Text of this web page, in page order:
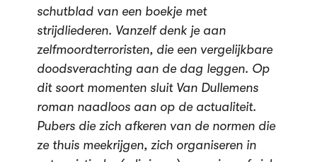
schutblad van een boekje met
strijdliederen. Vanzelf denk je aan
zelfmoordterroristen, die een vergelijkbare
doodsverachting aan de dag leggen. Op
dit soort momenten sluit Van Dullemens
roman naadloos aan op de actualiteit.
Pubers die zich afkeren van de normen die
ze thuis meekrijgen, zich organiseren in